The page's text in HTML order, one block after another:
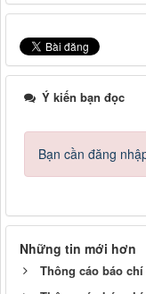
Ý kiến bạn đọc
Bạn cần đăng
Những tin mới hơn
Thông cáo báo